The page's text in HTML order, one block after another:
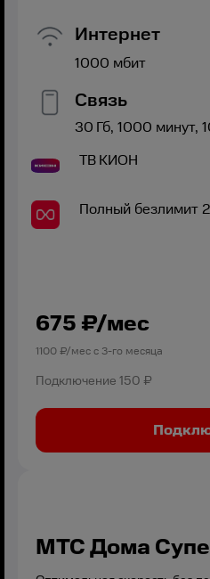
Интернет
1000 мбит
Связь
30 Гб, 1000 минут,
ТВКИОН
Полный безлимит
675 ₽/мес
1100₽/мес с 3-го месяца
Подключение 150 ₽
МТС Дома